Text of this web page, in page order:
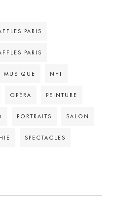
PARIS
PARIS
MUSIQUE NFT
OPÉRA PEINTURE
PORTRAITS SALON
SPECTACLES